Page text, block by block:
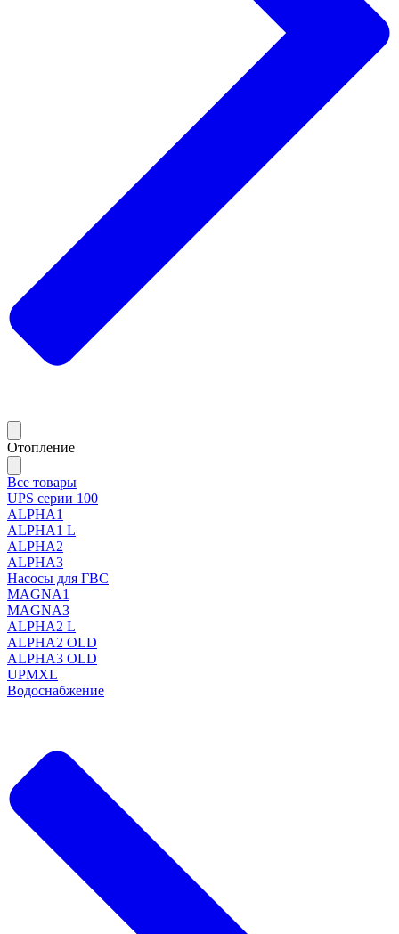
Отопление
Все товары
UPS серии 100
ALPHA1
ALPHA1 L
ALPHA2
ALPHA3
Насосы для ГВС
MAGNA1
MAGNA3
ALPHA2 L
ALPHA2 OLD
ALPHA3 OLD
UPMXL
Водоснабжение